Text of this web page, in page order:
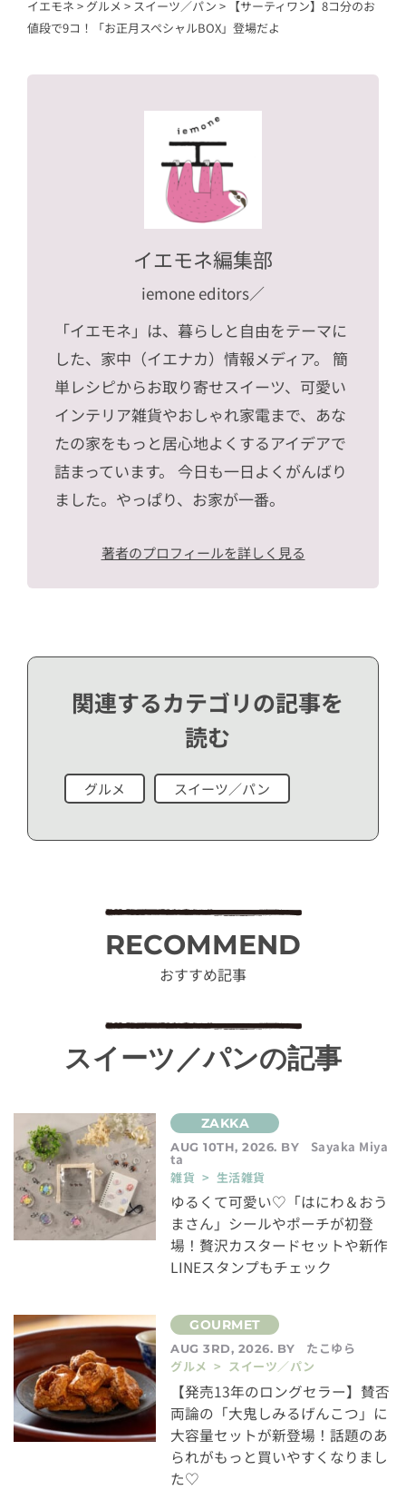
イエモネ > グルメ > スイーツ／パン > 【サーティワン】8コ分のお
値段で9コ！「お正月スペシャルBOX」登場だよ
イエモネ編集部
iemone editors／
「イエモネ」は、暮らしと自由をテーマに
した、家中（イエナカ）情報メディア。 簡
単レシピからお取り寄せスイーツ、可愛い
インテリア雑貨やおしゃれ家電まで、あな
たの家をもっと居心地よくするアイデアで
詰まっています。 今日も一日よくがんばり
ました。やっぱり、お家が一番。
著者のプロフィールを詳しく見る
関連するカテゴリの記事を
読む
グルメ スイーツ／パン
RECOMMEND
おすすめ記事
スイーツ／パンの記事
AUG 10TH, 2026. BY Sayaka Miya
ta
雑貨 > 生活雑貨
ゆるくて可愛い♡「はにわ＆おう
まさん」シールやポーチが初登
場！贅沢カスタードセットや新作
LINEスタンプもチェック
AUG 3RD, 2026. BY
たこゆら
グルメ > スイーツ／パン
【発売13年のロングセラー】賛否
両論の「大鬼しみるげんこつ」に
大容量セットが新登場！話題のあ
られがもっと買いやすくなりまし
た♡